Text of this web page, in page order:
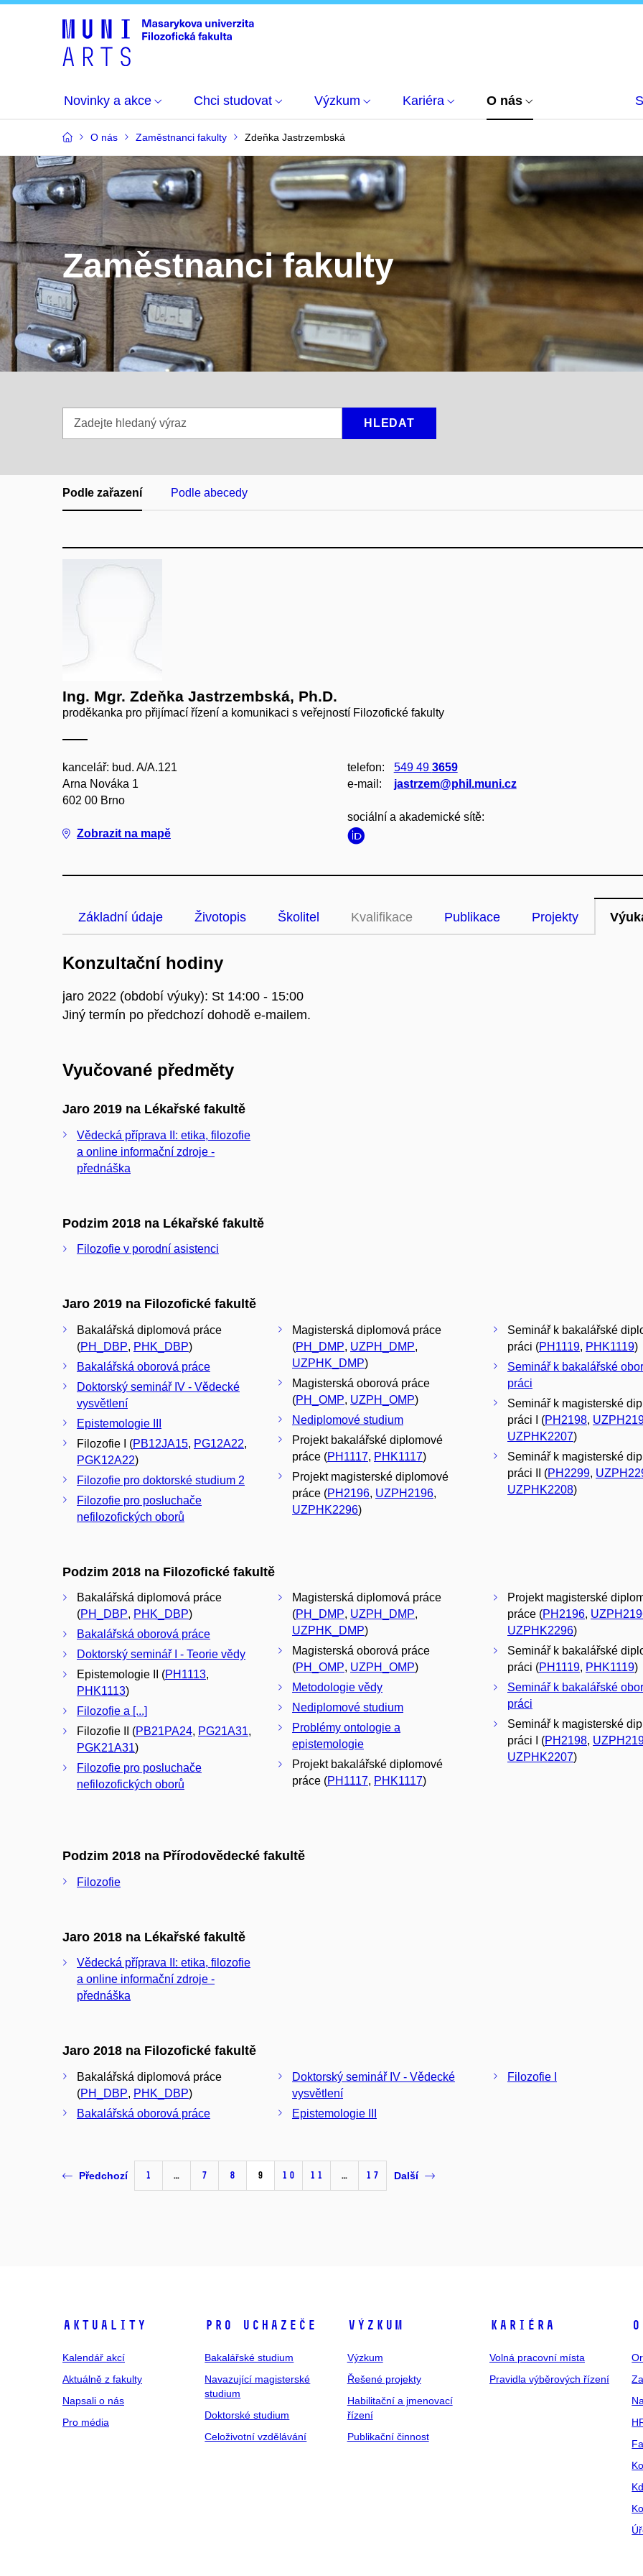
Novinky a akce Chci studovat Výzkum Kariéra O nás
O nás Zaměstnanci fakulty Zdeňka Jastrzembská
Zaměstnanci fakulty
hledaný
HLEDAT
Podle zařazení Podle abecedy
Ing. Mgr. Zdeňka Jastrzembská, Ph.D.
proděkanka pro přijímací řízení a komunikaci s veřejností Filozofické fakulty
kancelář: bud. A/A.121
Arna Nováka 1
602 00 Brno
Zobrazit na mapě
telefon: 549 49 3659
e‑mail:
jastrzem@phil.muni.cz
sociální a akademické sítě:
Základní údaje Životopis Školitel Kvalifikace Publikace Projekty
Konzultační hodiny
jaro 2022 (období výuky): St 14:00 - 15:00
Jiný termín po předchozí dohodě e-mailem.
Vyučované předměty
Jaro 2019 na Lékařské fakultě
Vědecká příprava II: etika, filozofie
a online informační zdroje -
přednáška
Podzim 2018 na Lékařské fakultě
Filozofie v porodní asistenci
Jaro 2019 na Filozofické fakultě
Bakalářská diplomová práce
(PH_DBP, PHK_DBP)
Bakalářská oborová práce
Doktorský seminář IV - Vědecké
vysvětlení
Epistemologie III
Filozofie I (PB12JA15, PG12A22,
PGK12A22)
Filozofie pro doktorské studium 2
Filozofie pro posluchače
nefilozofických oborů
Magisterská diplomová práce
(PH_DMP, UZPH_DMP,
UZPHK_DMP)
Magisterská oborová práce
(PH_OMP, UZPH_OMP)
Nediplomové studium
Projekt bakalářské diplomové
práce (PH1117, PHK1117)
Projekt magisterské diplomové
práce (PH2196, UZPH2196,
UZPHK2296)
Seminář k bakalářské
práci (PH1119, PHK1119)
Seminář k bakalářské
práci
Seminář k magisterské
práci I (PH2198,
UZPHK2207)
Seminář k magisterské
práci II (PH2299,
UZPHK2208)
Podzim 2018 na Filozofické fakultě
Bakalářská diplomová práce
(PH_DBP, PHK_DBP)
Bakalářská oborová práce
Doktorský seminář I - Teorie vědy
Epistemologie II (PH1113,
PHK1113)
Filozofie a [...]
Filozofie II (PB21PA24, PG21A31,
PGK21A31)
Filozofie pro posluchače
nefilozofických oborů
Magisterská diplomová práce
(PH_DMP, UZPH_DMP,
UZPHK_DMP)
Magisterská oborová práce
(PH_OMP, UZPH_OMP)
Metodologie vědy
Nediplomové studium
Problémy ontologie a
epistemologie
Projekt bakalářské diplomové
práce (PH1117, PHK1117)
Projekt magisterské
práce (PH2196,
UZPHK2296)
Seminář k bakalářské
práci (PH1119, PHK1119)
Seminář k bakalářské
práci
Seminář k magisterské
práci I (PH2198,
UZPHK2207)
Podzim 2018 na Přírodovědecké fakultě
Filozofie
Jaro 2018 na Lékařské fakultě
Vědecká příprava II: etika, filozofie
a online informační zdroje -
přednáška
Jaro 2018 na Filozofické fakultě
Bakalářská diplomová práce
(PH_DBP, PHK_DBP)
Bakalářská oborová práce
Doktorský seminář IV - Vědecké
vysvětlení
Epistemologie III
Filozofie I
Předchozí 1 … 7 8 9 10 11 … 17 Další
Aktuality
Kalendář akcí
Aktuálně z fakulty
Napsali o nás
Pro média
Pro uchazeče
Bakalářské studium
Navazující magisterské
studium
Doktorské studium
Celoživotní vzdělávání
Výzkum
Výzkum
Řešené projekty
Habilitační a jmenovací
řízení
Publikační činnost
Kariéra
Volná pracovní místa
Pravidla výběrových řízení